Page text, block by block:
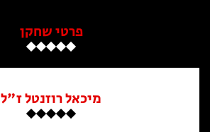
פרטי שחקן
מיכאל רוזנטל ז"ל